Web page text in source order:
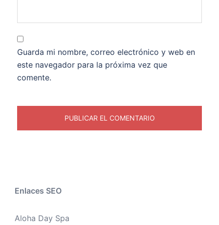
Guarda mi nombre, correo electrónico y web en
este navegador para la próxima vez que
comente.
Enlaces SEO
Aloha Day Spa